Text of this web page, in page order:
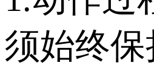
须始终